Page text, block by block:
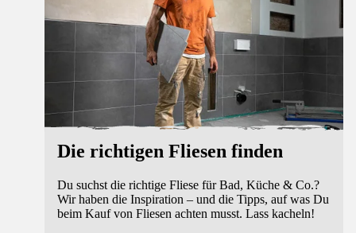
Die richtigen Fliesen finden
Du suchst die richtige Fliese für Bad, Küche & Co.?
Wir haben die Inspiration – und die Tipps, auf was Du
beim Kauf von Fliesen achten musst. Lass kacheln!